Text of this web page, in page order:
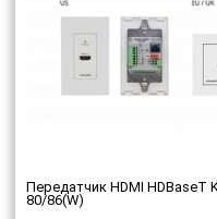
Передатчик HDMI HDBaseT
80/86(W)